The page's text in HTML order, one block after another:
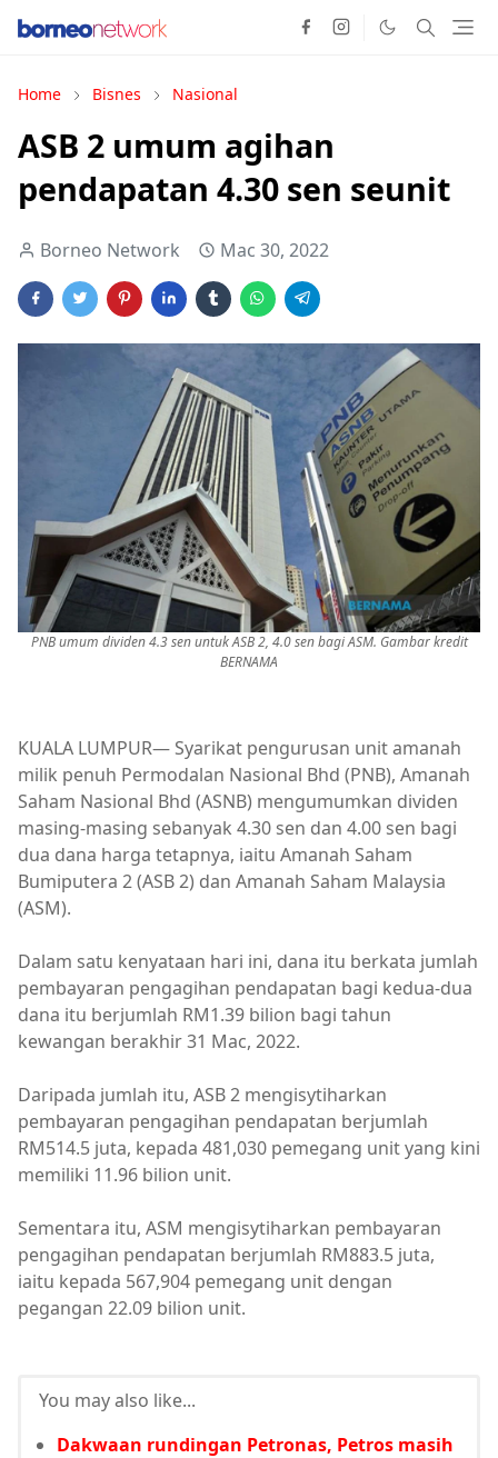
Home Bisnes Nasional
ASB 2 umum agihan
pendapatan 4.30 sen seunit
Borneo Network Mac 30, 2022
PNB umum dividen 4.3 sen untuk ASB 2, 4.0 sen bagi ASM. Gambar kredit
BERNAMA
KUALA LUMPUR— Syarikat pengurusan unit amanah
milik penuh Permodalan Nasional Bhd (PNB), Amanah
Saham Nasional Bhd (ASNB) mengumumkan dividen
masing-masing sebanyak 4.30 sen dan 4.00 sen bagi
dua dana harga tetapnya, iaitu Amanah Saham
Bumiputera 2 (ASB 2) dan Amanah Saham Malaysia
(ASM).
Dalam satu kenyataan hari ini, dana itu berkata jumlah
pembayaran pengagihan pendapatan bagi kedua-dua
dana itu berjumlah RM1.39 bilion bagi tahun
kewangan berakhir 31 Mac, 2022.
Daripada jumlah itu, ASB 2 mengisytiharkan
pembayaran pengagihan pendapatan berjumlah
RM514.5 juta, kepada 481,030 pemegang unit yang kini
memiliki 11.96 bilion unit.
Sementara itu, ASM mengisytiharkan pembayaran
pengagihan pendapatan berjumlah RM883.5 juta,
iaitu kepada 567,904 pemegang unit dengan
pegangan 22.09 bilion unit.
You may also like...
Dakwaan rundingan Petronas, Petros masih